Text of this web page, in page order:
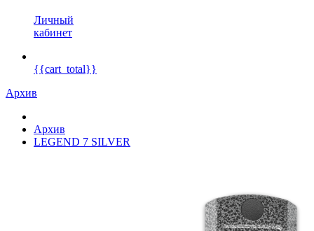
Личный
кабинет
{{cart_total}}
Архив
Архив
LEGEND 7 SILVER